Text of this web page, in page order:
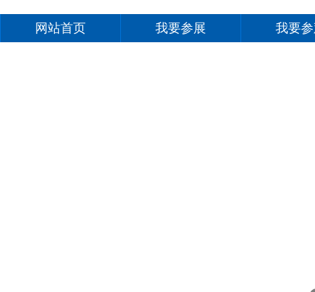
网站首页 我要参展 我要